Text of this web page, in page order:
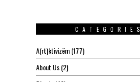
CATEGORIES
A(rt)ktivizëm(177)
About Us(2)